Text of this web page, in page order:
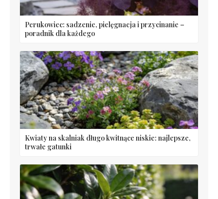
Perukowiec: sadzenie, pielęgnacja i przycinanie –
poradnik dla każdego
Kwiaty na skalniak długo kwitnące niskie: najlepsze,
trwałe gatunki